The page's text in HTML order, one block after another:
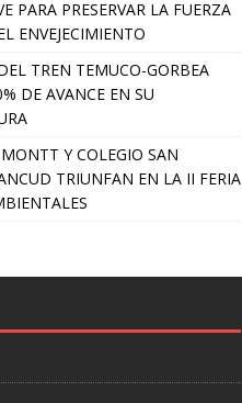
PARA PRESERVAR LA FUERZA
ENVEJECIMIENTO
TREN TEMUCO-GORBEA
DE AVANCE EN SU
Y COLEGIO SAN
TRIUNFAN EN LA II FERIA